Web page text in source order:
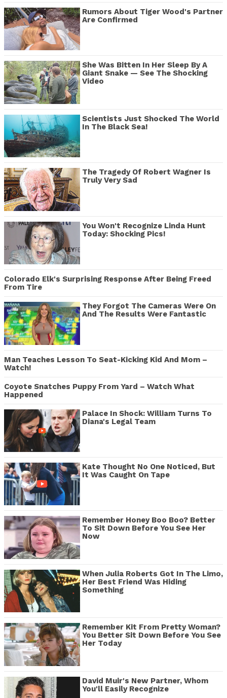
Rumors About Tiger Wood's Partner
Are Confirmed
She Was Bitten In Her Sleep By A
Giant Snake — See The Shocking
Video
Scientists Just Shocked The World
In The Black Sea!
The Tragedy Of Robert Wagner Is
Truly Very Sad
You Won't Recognize Linda Hunt
Today: Shocking Pics!
Colorado Elk's Surprising Response After Being Freed
From Tire
They Forgot The Cameras Were On
And The Results Were Fantastic
Man Teaches Lesson To Seat-Kicking Kid And Mom –
Watch!
Coyote Snatches Puppy From Yard – Watch What
Happened
Palace In Shock: William Turns To
Diana's Legal Team
Kate Thought No One Noticed, But
It Was Caught On Tape
Remember Honey Boo Boo? Better
To Sit Down Before You See Her
Now
When Julia Roberts Got In The Limo,
Her Best Friend Was Hiding
Something
Remember Kit From Pretty Woman?
You Better Sit Down Before You See
Her Today
David Muir's New Partner, Whom
You'll Easily Recognize